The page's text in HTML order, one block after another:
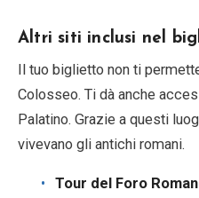
Altri siti inclusi nel
Il tuo biglietto non ti
Colosseo. Ti dà anche
Palatino. Grazie a questi
vivevano gli antichi romani.
Tour del Foro